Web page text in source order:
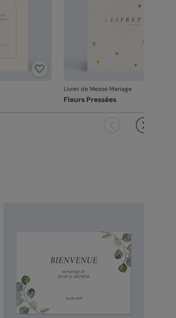
Livret de Messe Mariage
Fleurs Pressées